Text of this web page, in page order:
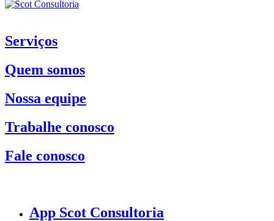
Serviços
Quem somos
Nossa equipe
Trabalhe conosco
Fale conosco
App Scot Consultoria